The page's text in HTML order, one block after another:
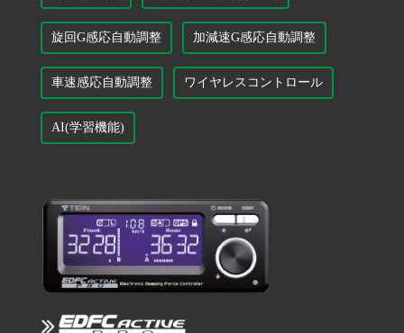
旋回G感応自動調整 加減速G感応自動調整
車速感応自動調整 ワイヤレスコントロール
AI(学習機能)